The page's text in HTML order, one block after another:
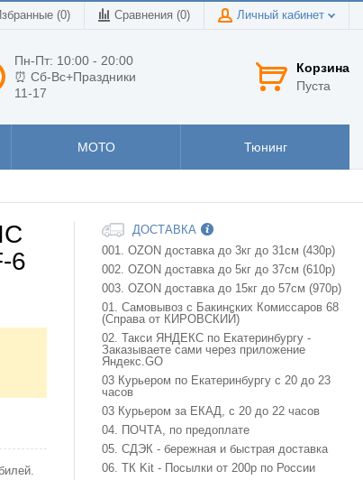
(0) Сравнения (0) Личный кабинет
Пн-Пт: 10:00 - 20:00
⏰ Сб-Вс+Праздники
11-17
Корзина
Пуста
МОТО Тюнинг
6
ДОСТАВКА
001. OZON доставка до 3кг до 31см (430р)
002. OZON доставка до 5кг до 37см (610р)
003. OZON доставка до 15кг до 57см (970р)
01. Самовывоз с Бакинских Комиссаров 68
(Справа от КИРОВСКИЙ)
02. Такси ЯНДЕКС по Екатеринбургу -
Заказываете сами через приложение
Яндекс.GO
03 Курьером по Екатеринбургу с 20 до 23
часов
03 Курьером за ЕКАД, с 20 до 22 часов
04. ПОЧТА, по предоплате
05. СДЭК - бережная и быстрая доставка
06. ТК Kit - Посылки от 200р по России